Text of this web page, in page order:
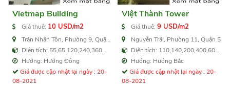
Vietmap Building
Giá thuê: 10 USD/m2
Trần Nhân Tôn, Phường 9, Quận
5
Diện tích: 55,65,120,240,360
m2 Hướng: Hướng Đông
Giá được cập nhật lại ngày : 20-
08-2021
Việt Thành Tower
Giá thuê:9 USD/m2
Nguyễn Trãi, Phường 11, Quận 5
Diện tích: 110,140,200,400,600
m2 Hướng: Hướng Bắc
Giá được cập nhật lại ngày : 20-
08-2021